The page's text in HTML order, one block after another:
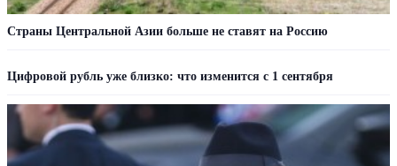
Страны Центральной Азии больше не ставят на Россию
Цифровой рубль уже близко: что изменится с 1 сентября